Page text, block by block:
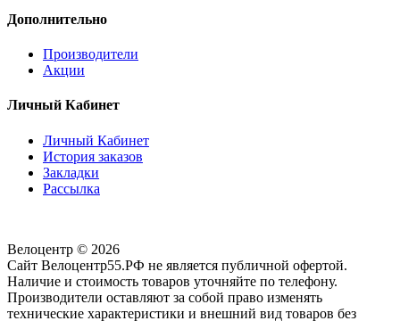
Дополнительно
Производители
Акции
Личный Кабинет
Личный Кабинет
История заказов
Закладки
Рассылка
Велоцентр © 2026
Сайт Велоцентр55.РФ не является публичной офертой.
Наличие и стоимость товаров уточняйте по телефону.
Производители оставляют за собой право изменять
технические характеристики и внешний вид товаров без